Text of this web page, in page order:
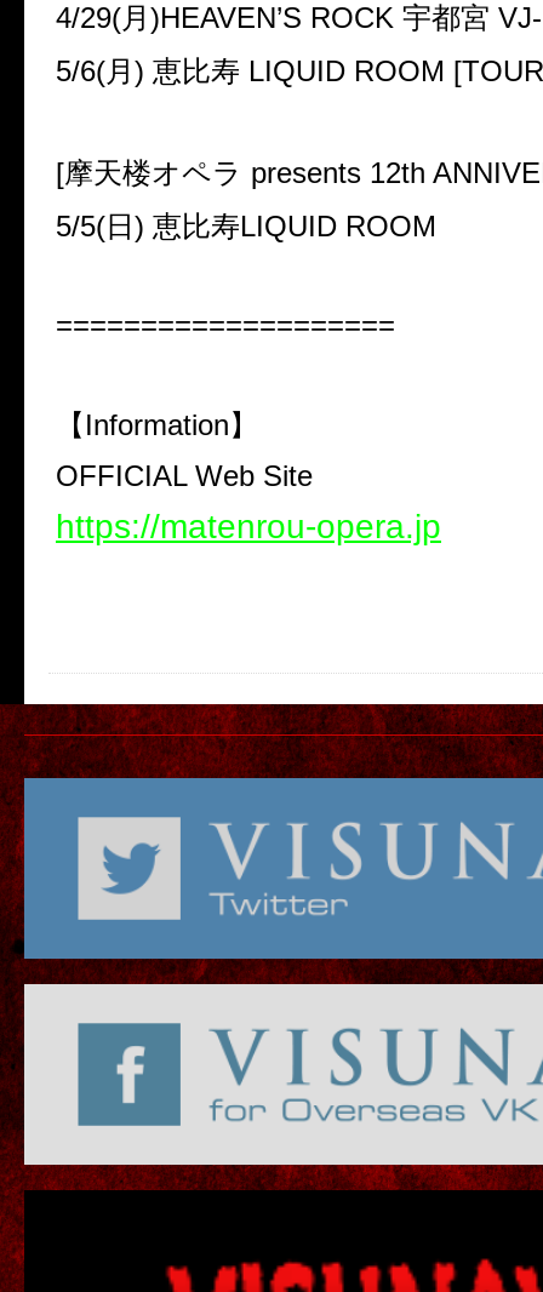
4/29(月 )HEAVEN’S ROCK 宇都宮
5/6(月 ) 恵比寿 LIQUID ROOM
[摩天楼オペラ presents 12th
5/5(日 ) 恵比寿LIQUID ROOM
====================
【 Information】
OFFICIAL Web Site
https://matenrou-opera.jp